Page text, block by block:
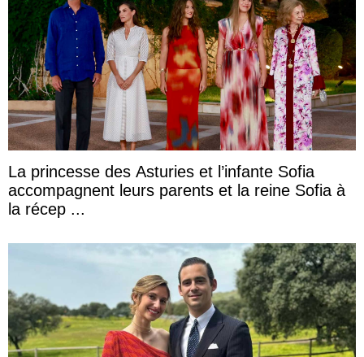
La princesse des Asturies et l’infante Sofia
accompagnent leurs parents et la reine Sofia à
la récep ...